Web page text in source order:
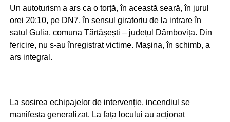
Un autoturism a ars ca o torță, în această seară, în jurul
orei 20:10, pe DN7, în sensul giratoriu de la intrare în
satul Gulia, comuna Tărtășești – județul Dâmbovița. Din
fericire, nu s-au înregistrat victime. Mașina, în schimb, a
ars integral.
La sosirea echipajelor de intervenție, incendiul se
manifesta generalizat. La fața locului au acționat